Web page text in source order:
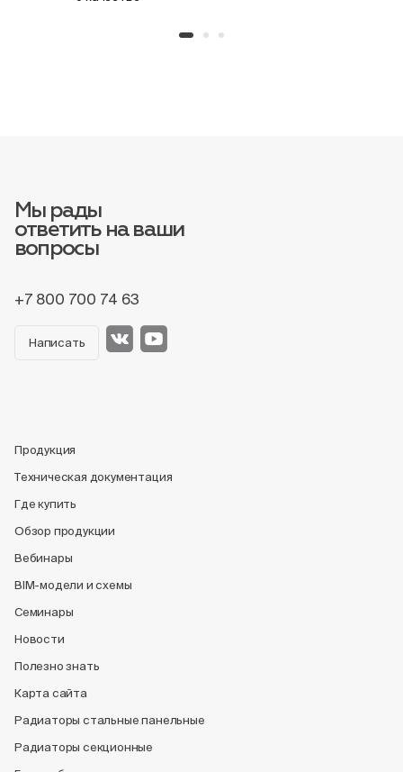
Мы рады
ответить на ваши
вопросы
+7 800 700 74 63
Написать
Продукция
Техническая документация
Где купить
Обзор продукции
Вебинары
BIM-модели и схемы
Семинары
Новости
Полезно знать
Карта сайта
Радиаторы стальные панельные
Радиаторы секционные